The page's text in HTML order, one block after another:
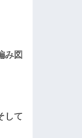
み図
して